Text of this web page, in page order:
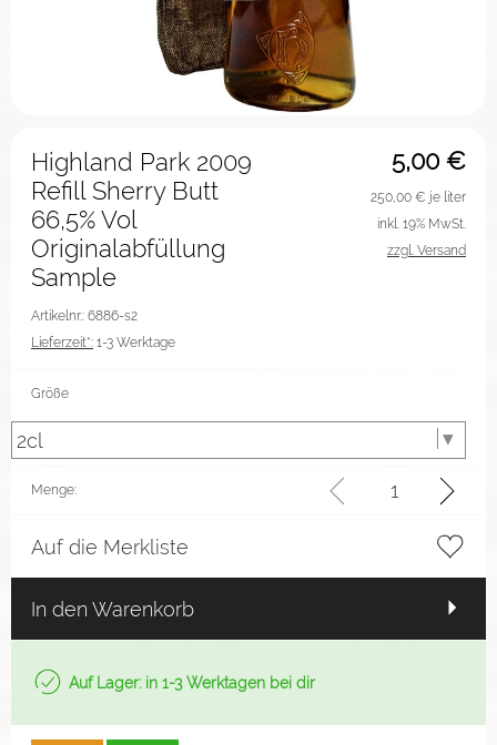
5,00 €
Highland Park 2009
Refill Sherry Butt
66,5% Vol
Originalabfüllung
Sample
Artikelnr.: 6886-s2
Lieferzeit*: 1-3 Werktage
250,00 € je liter
inkl. 19% MwSt.
zzgl. Versand
Größe
Menge:
Auf die Merkliste
In den Warenkorb
Auf Lager: in 1-3 Werktagen bei dir